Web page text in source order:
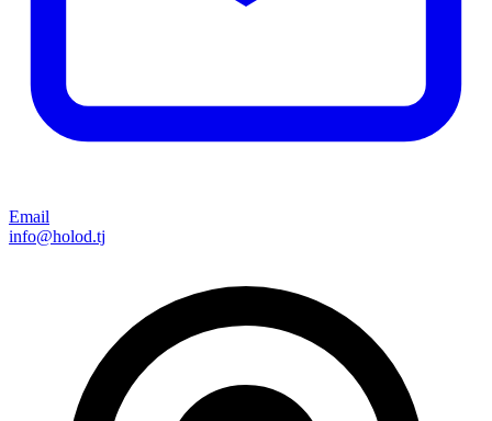
Email
info@holod.tj